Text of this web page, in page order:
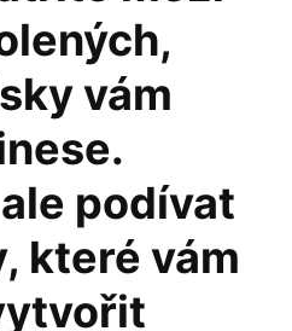
vám
podívat
které vám